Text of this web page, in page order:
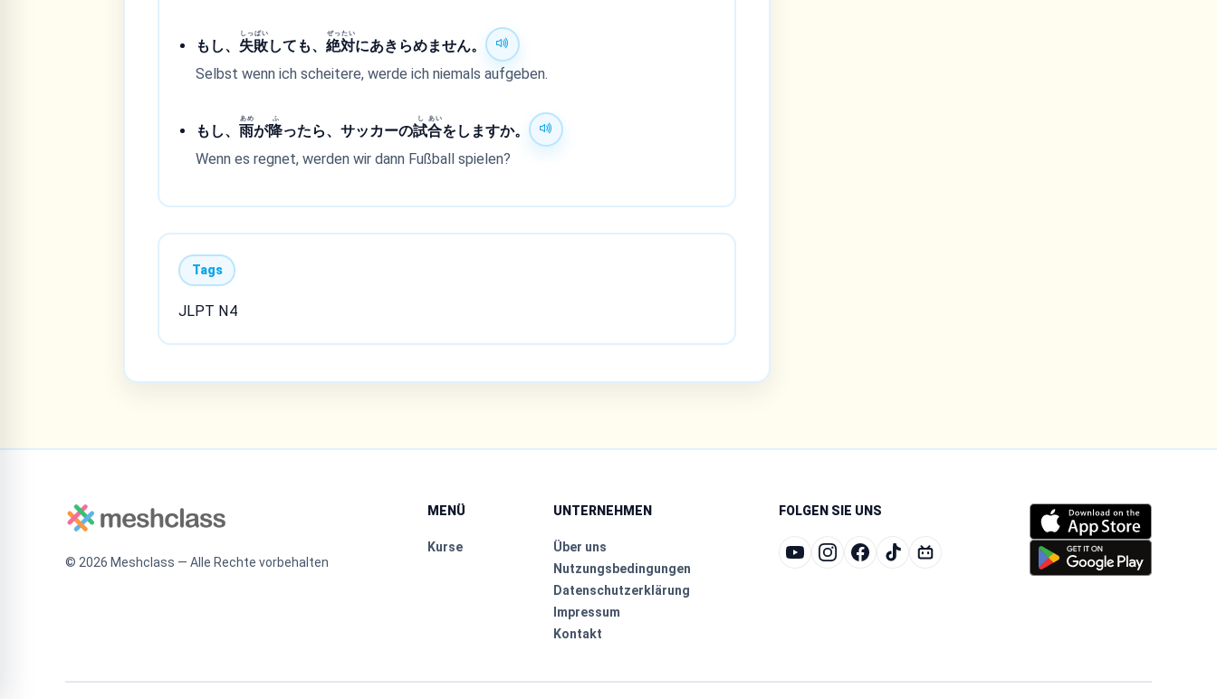
もし、 失
しっ
敗
ぱい
しても、絶
ぜっ
対
たい
にあきらめません。
Selbst wenn ich scheitere, werde ich niemals aufgeben.
もし、雨
あめ
が降
ふ
ったら、サッカーの試
し
合
あい
をしますか。
Wenn es regnet, werden wir dann Fußball spielen?
Tags
JLPT N4
© 2026 Meshclass — Alle Rechte vorbehalten
MENÜ
Kurse
UNTERNEHMEN
Über uns
Nutzungsbedingungen
Datenschutzerklärung
Impressum
Kontakt
FOLGEN SIE UNS